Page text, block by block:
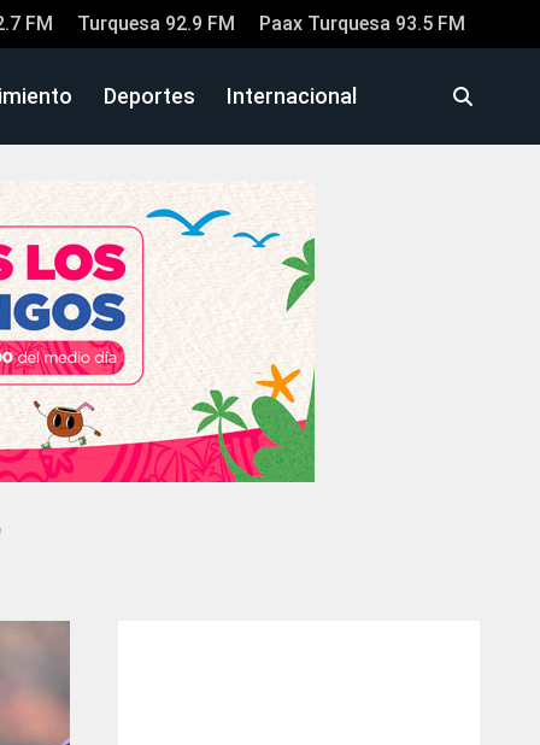
FM Turquesa 92.9 FM Paax Turquesa 93.5 FM
Deportes Internacional